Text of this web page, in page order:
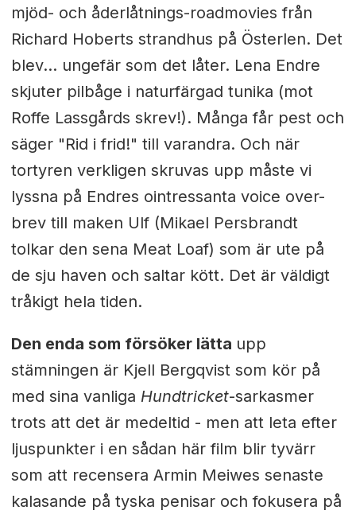
mjöd- och åderlåtnings-roadmovies från
Richard Hoberts strandhus på Österlen. Det
blev... ungefär som det låter. Lena Endre
skjuter pilbåge i naturfärgad tunika (mot
Roffe Lassgårds skrev!). Många får pest och
säger "Rid i frid!" till varandra. Och när
tortyren verkligen skruvas upp måste vi
lyssna på Endres ointressanta voice over-
brev till maken Ulf (Mikael Persbrandt
tolkar den sena Meat Loaf) som är ute på
de sju haven och saltar kött. Det är väldigt
tråkigt hela tiden.
Den enda som försöker lätta upp
stämningen är Kjell Bergqvist som kör på
med sina vanliga Hundtricket-sarkasmer
trots att det är medeltid - men att leta efter
ljuspunkter i en sådan här film blir tyvärr
som att recensera Armin Meiwes senaste
kalasande på tyska penisar och fokusera på